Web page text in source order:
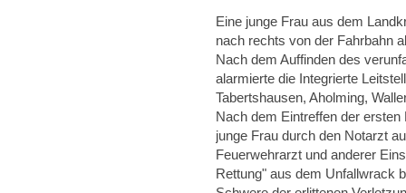
Eine junge Frau aus dem
nach rechts von der Fahrbahn
Nach dem Auffinden des
alarmierte die Integrierte
Tabertshausen, Aholming,
Nach dem Eintreffen der
junge Frau durch den Notarzt
Feuerwehrarzt und anderer
Rettung" aus dem Unfallwrack